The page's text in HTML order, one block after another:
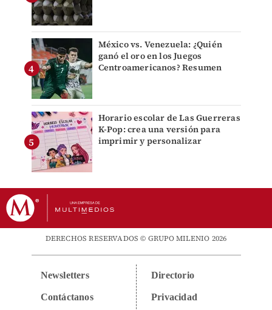
México vs. Venezuela: ¿Quién
ganó el oro en los Juegos
Centroamericanos? Resumen
Horario escolar de Las Guerreras
K-Pop: crea una versión para
imprimir y personalizar
DERECHOS RESERVADOS © GRUPO MILENIO 2026
Newsletters
Contáctanos
Directorio
Privacidad